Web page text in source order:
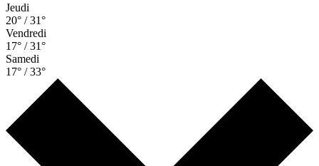
Jeudi
20° / 31°
Vendredi
17° / 31°
Samedi
17° / 33°